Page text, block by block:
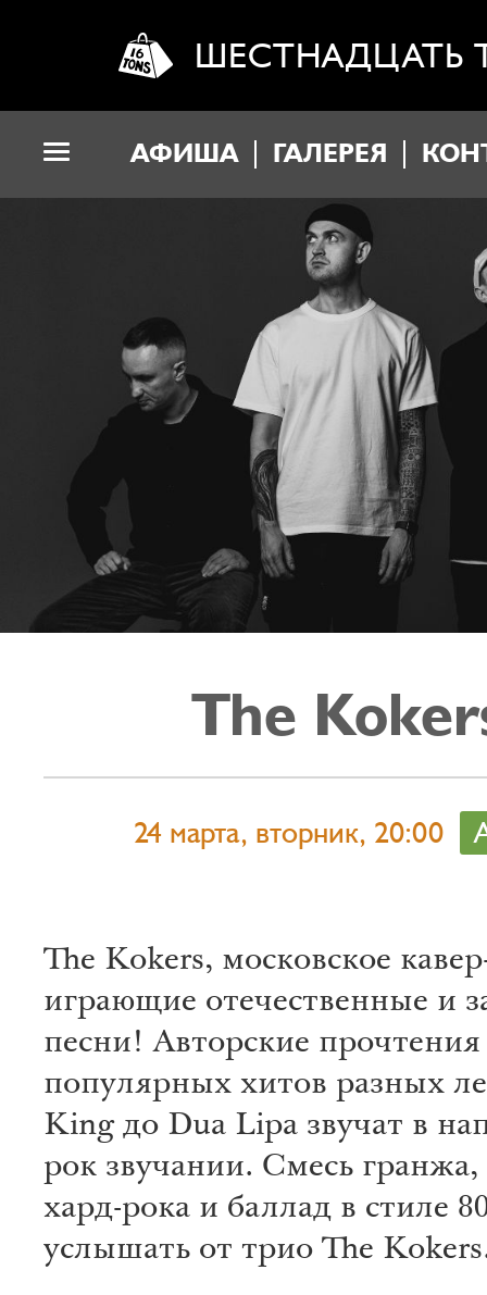
ШЕСТНАДЦАТЬ
АФИША ГАЛЕРЕЯ
The
24 марта, вторник, 20:00
The Kokers, московское
играющие отечественные и
песни! Авторские прочтения
популярных хитов разных
King до Dua Lipa звучат в
рок звучании. Смесь гранжа,
хард-рока и баллад в стиле
услышать от трио The